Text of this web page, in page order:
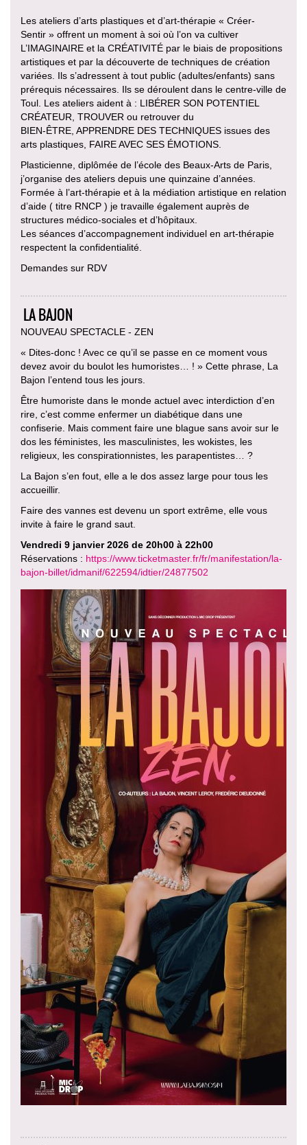
Les ateliers d’arts plastiques et d’art-thérapie « Créer-
Sentir » offrent un moment à soi où l’on va cultiver
L’IMAGINAIRE et la CRÉATIVITÉ par le biais de propositions
artistiques et par la découverte de techniques de création
variées. Ils s’adressent à tout public (adultes/enfants) sans
prérequis nécessaires. Ils se déroulent dans le centre-ville de
Toul. Les ateliers aident à : LIBÉRER SON POTENTIEL
CRÉATEUR, TROUVER ou retrouver du
BIEN-ÊTRE, APPRENDRE DES TECHNIQUES issues des
arts plastiques, FAIRE AVEC SES ÉMOTIONS.
Plasticienne, diplômée de l’école des Beaux-Arts de Paris,
j’organise des ateliers depuis une quinzaine d’années.
Formée à l’art-thérapie et à la médiation artistique en relation
d’aide ( titre RNCP ) je travaille également auprès de
structures médico-sociales et d’hôpitaux.
Les séances d’accompagnement individuel en art-thérapie
respectent la confidentialité.
Demandes sur RDV
LA BAJON
NOUVEAU SPECTACLE - ZEN
« Dites-donc ! Avec ce qu’il se passe en ce moment vous
devez avoir du boulot les humoristes… ! » Cette phrase, La
Bajon l’entend tous les jours.
Être humoriste dans le monde actuel avec interdiction d’en
rire, c’est comme enfermer un diabétique dans une
confiserie. Mais comment faire une blague sans avoir sur le
dos les féministes, les masculinistes, les wokistes, les
religieux, les conspirationnistes, les parapentistes… ?
La Bajon s’en fout, elle a le dos assez large pour tous les
accueillir.
Faire des vannes est devenu un sport extrême, elle vous
invite à faire le grand saut.
Vendredi 9 janvier 2026 de 20h00 à 22h00
Réservations : https://www.ticketmaster.fr/fr/manifestation/la-
bajon-billet/idmanif/622594/idtier/24877502